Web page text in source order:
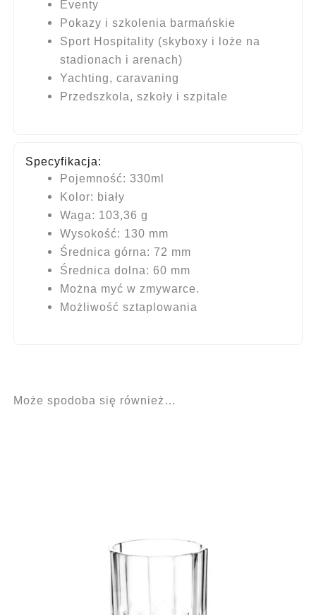
Eventy
Pokazy i szkolenia barmańskie
Sport Hospitality (skyboxy i loże na
stadionach i arenach)
Yachting, caravaning
Przedszkola, szkoły i szpitale
Specyfikacja:
Pojemność: 330ml
Kolor: biały
Waga: 103,36 g
Wysokość: 130 mm
Średnica górna: 72 mm
Średnica dolna: 60 mm
Można myć w zmywarce.
Możliwość sztaplowania
Może spodoba się również…